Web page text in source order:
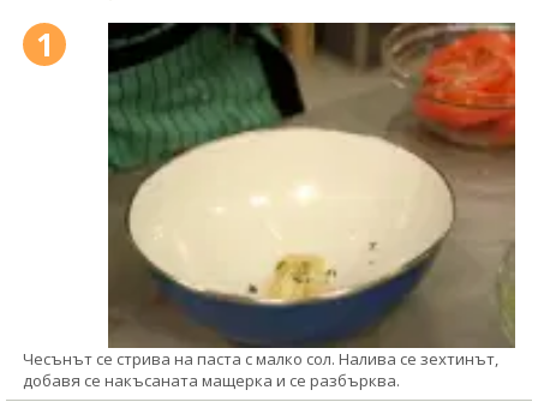
1
Чесънът се стрива на паста с малко сол. Налива се зехтинът,
добавя се накъсаната мащерка и се разбърква.